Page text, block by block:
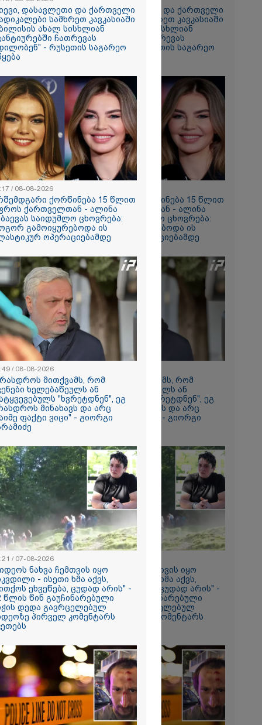
ვარ..
გაიცანით
ქართულ
ბიჭი
როგორ
და
ფარული
აქამდე
- რა
შემდეგ,
ყველას
უმძიმესი
ვალია,
ვიღებთ
- რას წერს
1641.00
"კიევი, დასავლეთი და ქართველი
რადიკალები სამხრეთ კავკასიაში
თბილისის ახალ სისხლიან
ავანტიურებში ჩათრევას
ცდილობენ" - რუსეთის საგარეო
არშემდგარი ქორწინება 15 წლით
უფროს ქართველთან - ალინა
კაბაევას საიდუმლო ცხოვრება:
როგორ გამოიყურებოდა ის
პლასტიკურ ოპერაციებამდე
"არასდროს მითქვამს, რომ
ჩვენები ხელებაწეულს ან
დატყვევებულს "ხვრეტდნენ", ეგ
არასდროს მინახავს და არც
რაიმე ფაქტი ვიცი" - გიორგი
"ვიდეოს ნახვა ჩემთვის იყო
სიკვდილი - ისეთი ხმა აქვს,
თითქოს ეხვეწება, ცუდად არის" -
12 წლის წინ გაუჩინარებული
ბიჭის დედა გავრცელებულ
ვიდეოზე პირველ კომენტარს
დასავლეთი და ქართველი
სამხრეთ კავკასიაში
ახალ სისხლიან
ჩათრევას
- რუსეთის საგარეო
/ 08-08-2026
ქორწინება 15 წლით
ქართველთან - ალინა
საიდუმლო ცხოვრება:
გამოიყურებოდა ის
ოპერაციებამდე
/ 08-08-2026
მითქვამს, რომ
ხელებაწეულს ან
"ხვრეტდნენ", ეგ
მინახავს და არც
ფაქტი ვიცი" - გიორგი
/ 07-08-2026
ნახვა ჩემთვის იყო
- ისეთი ხმა აქვს,
ეხვეწება, ცუდად არის" -
წლის წინ გაუჩინარებული
დედა გავრცელებულ
პირველ კომენტარს